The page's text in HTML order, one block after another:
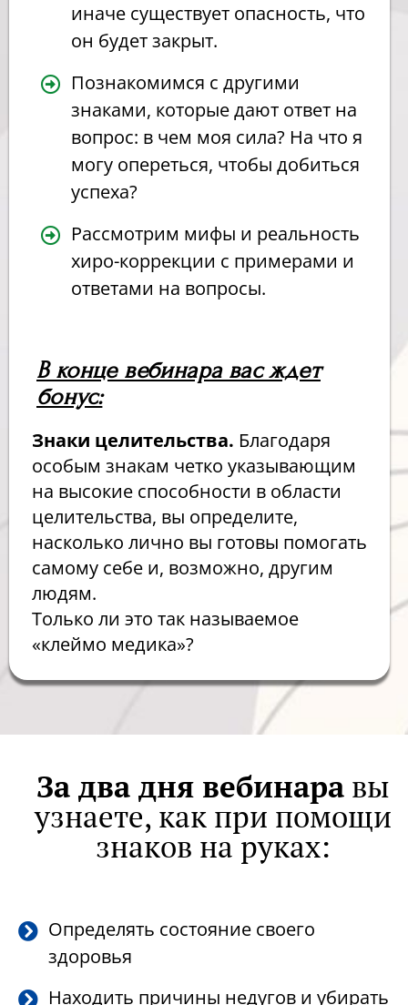
иначе существует опасность, что
он будет закрыт.
Познакомимся с другими
знаками, которые дают ответ на
вопрос: в чем моя сила? На что я
могу опереться, чтобы добиться
успеха?
Рассмотрим мифы и реальность
хиро-коррекции с примерами и
ответами на вопросы.
В конце вебинара вас ждет
бонус:
Знаки целительства. Благодаря
особым знакам четко указывающим
на высокие способности в области
целительства, вы определите,
насколько лично вы готовы помогать
самому себе и, возможно, другим
людям.
Только ли это так называемое
«клеймо медика»?
За два дня вебинара вы
узнаете, как при помощи
знаков на руках:
Определять состояние своего
здоровья
Находить причины недугов и убирать